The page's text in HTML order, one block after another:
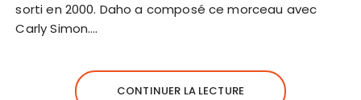
sorti en 2000. Daho a composé ce morceau avec
Carly Simon….
CONTINUER LA LECTURE